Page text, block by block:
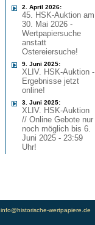
2. April 2026:
45. HSK-Auktion am
30. Mai 2026 -
Wertpapiersuche
anstatt
Ostereiersuche!
9. Juni 2025:
XLIV. HSK-Auktion -
Ergebnisse jetzt
online!
3. Juni 2025:
XLIV. HSK-Auktion
// Online Gebote nur
noch möglich bis 6.
Juni 2025 - 23:59
Uhr!
info@historische-wertpapiere.de